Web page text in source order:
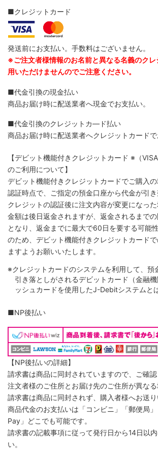
■クレジットカード
発送前にお支払い。手数料はございません。
※ご注文者様情報のお名前と異なる名義のク
用いただけませんのでご注意ください。
■代金引換の現金払い
商品お届け時に配送業者へ現金でお支払い。
■代金引換のクレジットカ―ド払い
商品お届け時に配送業者へクレジットカードで
【デビット機能付きクレジットカード ※（
のご利用について】
デビット機能付きクレジットカードでご購入
認証時点で、ご指定の預金口座から代金が引き
クレジットの認証後に注文内容が変更になっ
金額は後日返金されますが、返金されるまで
となり、返金までに最大で60日を要する可能
のため、デビット機能付きクレジットカード
ますようお願いいたします。
※クレジットカードのシステムを利用して、預
引き落としがされるデビットカード（金融
ッシュカードを使用したJ-Debitシステムと
■NP後払い
【NP後払いの詳細】
請求書は商品に同封されていますので、ご確認
注文者様のご住所とお届け先のご住所が異なる
請求書は商品に同封されず、購入者様へお送り
商品代金のお支払いは「コンビニ」「郵便局
Pay」どこでも可能です。
請求書の記載事項に従って発行日から14日以
い。